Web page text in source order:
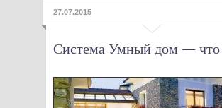
27.07.2015
Система Умный дом — что